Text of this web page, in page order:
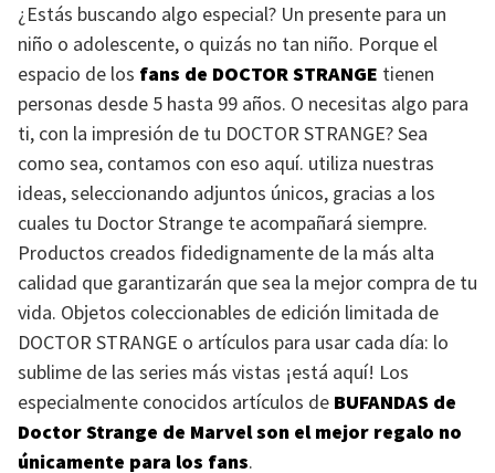
¿Estás buscando algo especial? Un presente para un
niño o adolescente, o quizás no tan niño. Porque el
espacio de los fans de DOCTOR STRANGE tienen
personas desde 5 hasta 99 años. O necesitas algo para
ti, con la impresión de tu DOCTOR STRANGE? Sea
como sea, contamos con eso aquí. utiliza nuestras
ideas, seleccionando adjuntos únicos, gracias a los
cuales tu Doctor Strange te acompañará siempre.
Productos creados fidedignamente de la más alta
calidad que garantizarán que sea la mejor compra de tu
vida. Objetos coleccionables de edición limitada de
DOCTOR STRANGE o artículos para usar cada día: lo
sublime de las series más vistas ¡está aquí! Los
especialmente conocidos artículos de BUFANDAS de
Doctor Strange de Marvel son el mejor regalo no
únicamente para los fans.